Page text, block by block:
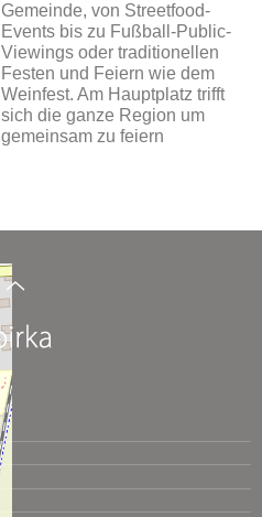
Gemeinde, von Streetfood-
Events bis zu Fußball-Public-
Viewings oder traditionellen
Festen und Feiern wie dem
Weinfest. Am Hauptplatz trifft
sich die ganze Region um
gemeinsam zu feiern